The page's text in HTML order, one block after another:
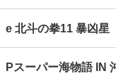
e 北斗の拳11 暴凶星
Pスーパー海物語 IN